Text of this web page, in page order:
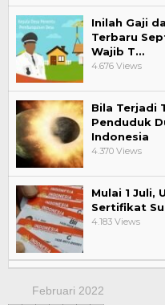
Inilah Gaji
Terbaru
Wajib T…
4.676 Views
Bila Terjadi
Penduduk
Indonesia
4.370 Views
Mulai 1 Juli,
Sertifikat
4.183 Views
Februari 2022